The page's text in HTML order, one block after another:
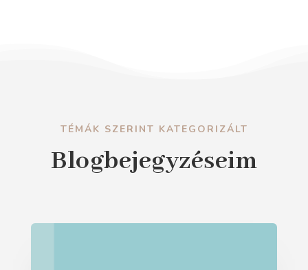
TÉMÁK SZERINT KATEGORIZÁLT
Blogbejegyzéseim